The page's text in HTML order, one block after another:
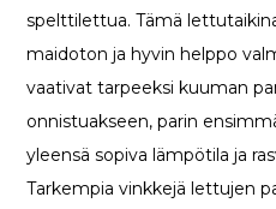
spelttilettua. Tämä
maidoton ja hyvin helppo
vaativat tarpeeksi kuuman
onnistuakseen, parin
yleensä sopiva lämpötila ja
Tarkempia vinkkejä lettujen